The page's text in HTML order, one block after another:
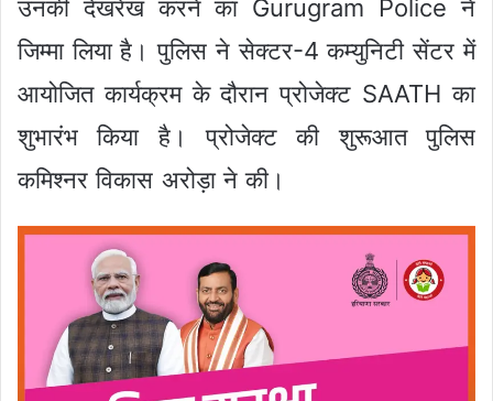
उनकी देखरेख करने का Gurugram Police ने
जिम्मा लिया है। पुलिस ने सेक्टर-4 कम्युनिटी सेंटर में
आयोजित कार्यक्रम के दौरान प्रोजेक्ट SAATH का
शुभारंभ किया है। प्रोजेक्ट की शुरूआत पुलिस
कमिश्नर विकास अरोड़ा ने की।